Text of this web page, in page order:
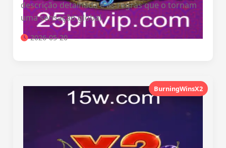
descrição detalhada e as regras que o tornam
uma sensação global.
2026-05-20
BurningWinsX2